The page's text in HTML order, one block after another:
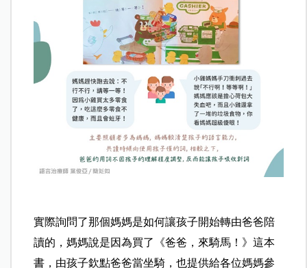
實際詢問了那個媽媽是如何讓孩子開始轉由爸爸陪
讀的，媽媽說是因為買了《爸爸，來騎馬！》這本
書，由孩子欽點爸爸當坐騎，也提供給各位媽媽參